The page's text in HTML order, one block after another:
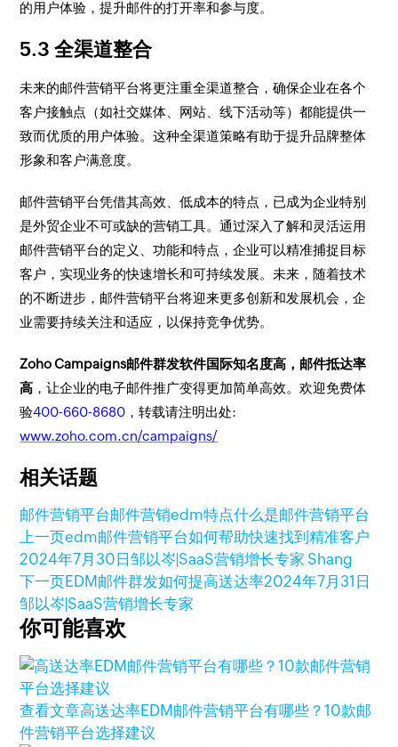
的用户体验，提升邮件的打开率和参与度。
5.3 全渠道整合
未来的邮件营销平台将更注重全渠道整合，确保企业在各个
客户接触点（如社交媒体、网站、线下活动等）都能提供一
致而优质的用户体验。这种全渠道策略有助于提升品牌整体
形象和客户满意度。
邮件营销平台凭借其高效、低成本的特点，已成为企业特别
是外贸企业不可或缺的营销工具。通过深入了解和灵活运用
邮件营销平台的定义、功能和特点，企业可以精准捕捉目标
客户，实现业务的快速增长和可持续发展。未来，随着技术
的不断进步，邮件营销平台将迎来更多创新和发展机会，企
业需要持续关注和适应，以保持竞争优势。
Zoho Campaigns邮件群发软件国际知名度高，邮件抵达率
高 ，让企业的电子邮件推广变得更加简单高效。欢迎免费体
验400-660-8680 ，转载请注明出处:
www.zoho.com.cn/campaigns/
相关话题
邮件营销平台邮件营销edm特点什么是邮件营销平台
上一页edm邮件营销平台如何帮助快速找到精准客户
2024年7月30日邹以岑|SaaS营销增长专家 Shang
下一页EDM邮件群发如何提高送达率2024年7月31日
邹以岑|SaaS营销增长专家
你可能喜欢
查看文章高送达率EDM邮件营销平台有哪些？10款邮
件营销平台选择建议